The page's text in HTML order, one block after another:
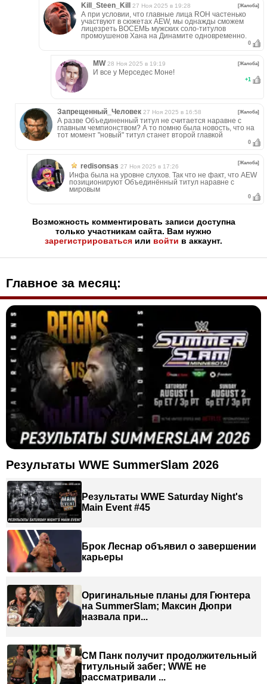
Kill_Steen_Kill 27 Ноя 2025 в 19:28 [Жалоба]
А при условии, что главные лица ROH частенько
участвуют в сюжетах AEW, мы однажды сможем
лицезреть ВОСЕМЬ мужских соло-титулов
промоушенов Хана на Динамите одновременно.
0
MW 28 Ноя 2025 в 19:19 [Жалоба]
И все у Мерседес Моне!
+1
Запрещенный_Человек 27 Ноя 2025 в 16:58 [Жалоба]
А разве Объединенный титул не считается наравне с
главным чемпионством? А то помню была новость, что на
тот момент "новый" титул станет второй главкой
0
redisonsas 27 Ноя 2025 в 17:26
[Жалоба]
Инфа была на уровне слухов. Так что не факт, что AEW
позиционируют Объединённый титул наравне с
мировым
0
Возможность комментировать записи доступна
только участникам сайта. Вам нужно
зарегистрироваться или войти в аккаунт.
Главное за месяц:
Результаты WWE SummerSlam 2026
Результаты WWE Saturday Night's
Main Event #45
Брок Леснар объявил о завершении
карьеры
Оригинальные планы для Гюнтера
на SummerSlam; Максин Дюпри
назвала при...
СМ Панк получит продолжительный
титульный забег; WWE не
рассматривали ...